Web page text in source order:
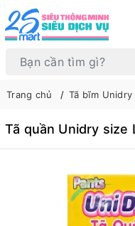
Trang chủ Tã bĩm Unidry
Tã quần Unidry size